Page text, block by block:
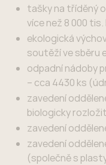
tašky na tříděný
více než 8 000 tis.
ekologická
soutěží ve sběru
odpadní nádoby
– cca 4430 ks
zavedení
biologicky
zavedení
zavedení
(společně s